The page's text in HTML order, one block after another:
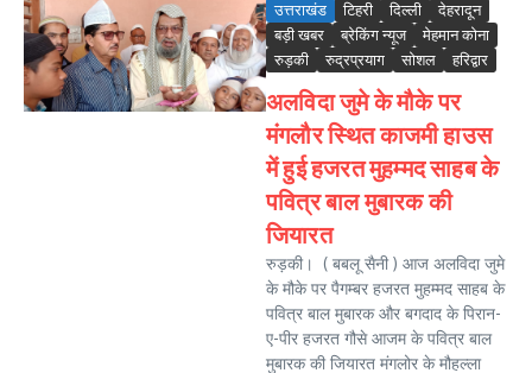
उत्तराखंड टिहरी दिल्ली
देहरादून
बड़ी खबर
ब्रेकिंग न्यूज
मेहमान कोना
रुड़की
रुद्रप्रयाग सोशल हरिद्वार
अलविदा जुमे के मौके पर
मंगलौर स्थित काजमी हाउस
में हुई हजरत मुहम्मद साहब के
पवित्र बाल मुबारक की
जियारत
रुड़की। ( बबलू सैनी ) आज अलविदा जुमे
के मौके पर पैगम्बर हजरत मुहम्मद साहब के
पवित्र बाल मुबारक और बगदाद के पिरान-
ए-पीर हजरत गौसे आजम के पवित्र बाल
मुबारक की जियारत मंगलोर के मौहल्ला